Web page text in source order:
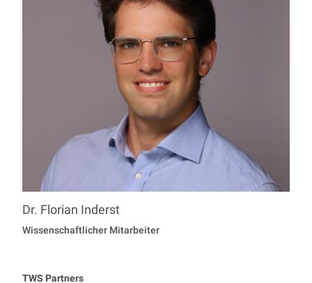
Dr. Florian Inderst
Professur Economics
Wissenschaftlicher Mitarbeiter
TWS Partners